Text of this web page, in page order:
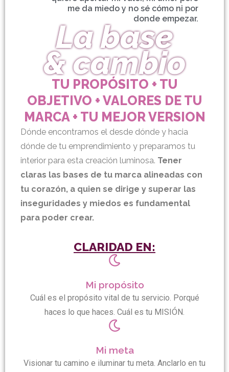
me da miedo y no sé cómo ni por
donde empezar.
La base
& cambio
TU PROPÓSITO + TU
OBJETIVO + VALORES DE TU
MARCA + TU MEJOR VERSION
Dónde encontramos el desde dónde y hacia
dónde de tu emprendimiento y preparamos tu
interior para esta creación luminosa. Tener
claras las bases de tu marca alineadas con
tu corazón, a quien se dirige y superar las
inseguridades y miedos es fundamental
para poder crear.
CLARIDAD EN:
Mi propósito
Cuál es el propósito vital de tu servicio. Porqué
haces lo que haces. Cuál es tu MISIÓN.
Mi meta
Visionar tu camino e iluminar tu meta. Anclarlo en tu